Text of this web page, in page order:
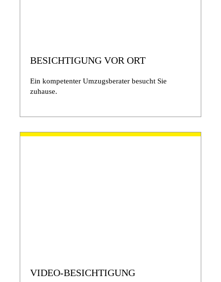
BESICHTIGUNG VOR ORT
Ein kompetenter Umzugsberater besucht Sie
zuhause.
VIDEO-BESICHTIGUNG